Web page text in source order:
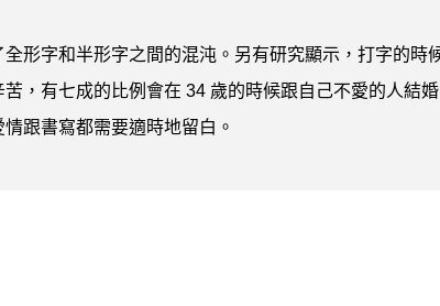
形字和半形字之間的混沌。另有研究顯示，打字的時
，有七成的比例會在 34 歲的時候跟自己不愛的人結
跟書寫都需要適時地留白。